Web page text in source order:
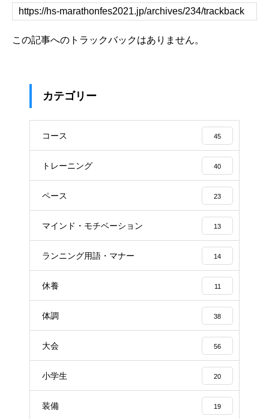
この記事へのトラックバックはありません。
カテゴリー
コース 45
トレーニング 40
ペース 23
マインド・モチベーション 13
ランニング用語・マナー 14
休養 11
体調 38
大会 56
小学生 20
装備 19